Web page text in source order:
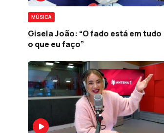
MÚSICA
Gisela João: “O fado está em tudo
o que eu faço”